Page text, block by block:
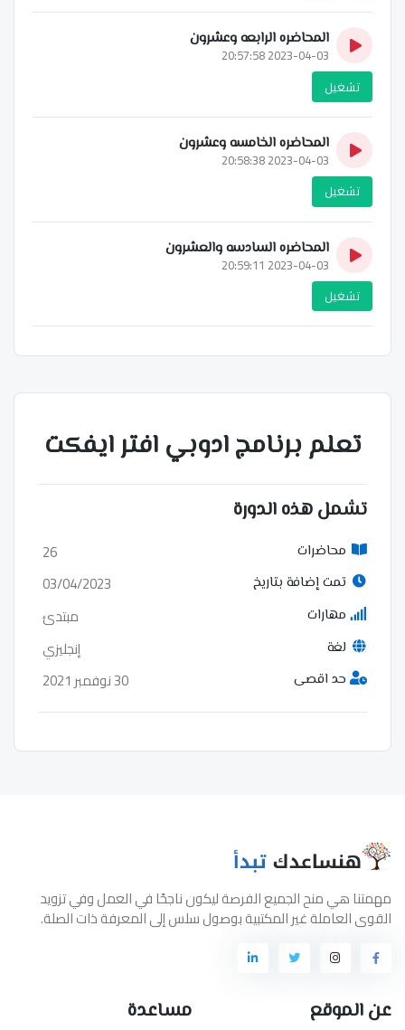
المحاضره الرابعه وعشرون
2023-04-03 20:57:58
تشغيل
المحاضره الخامسه وعشرون
2023-04-03 20:58:38
تشغيل
المحاضره السادسه والعشرون
2023-04-03 20:59:11
تشغيل
تعلم برنامج ادوبي افتر ايفكت
تشمل هذه الدورة
محاضرات 26
تمت إضافة بتاريخ 03/04/2023
مهارات مبتدئ
لغة إنجليزي
حد اقصى 30 نوفمبر 2021
مهمتنا هي منح الجميع الفرصة ليكون ناجحًا في العمل وفي تزويد
القوى العاملة غير المكتبية بوصول سلس إلى المعرفة ذات الصلة.
عن الموقع مساعدة